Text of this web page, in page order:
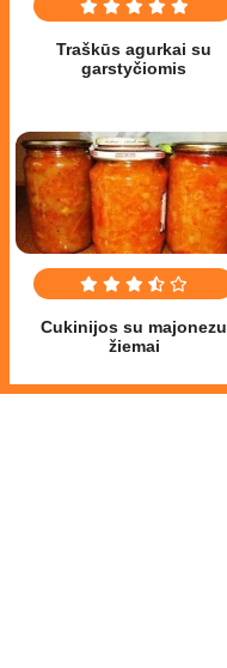
Traškūs agurkai su
garstyčiomis
Cukinijos su majonezu
žiemai